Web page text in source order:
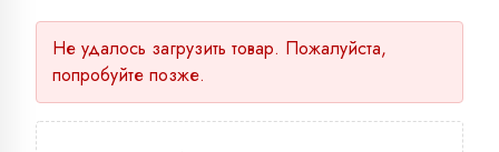
Не удалось загрузить товар. Пожалуйста,
попробуйте позже.